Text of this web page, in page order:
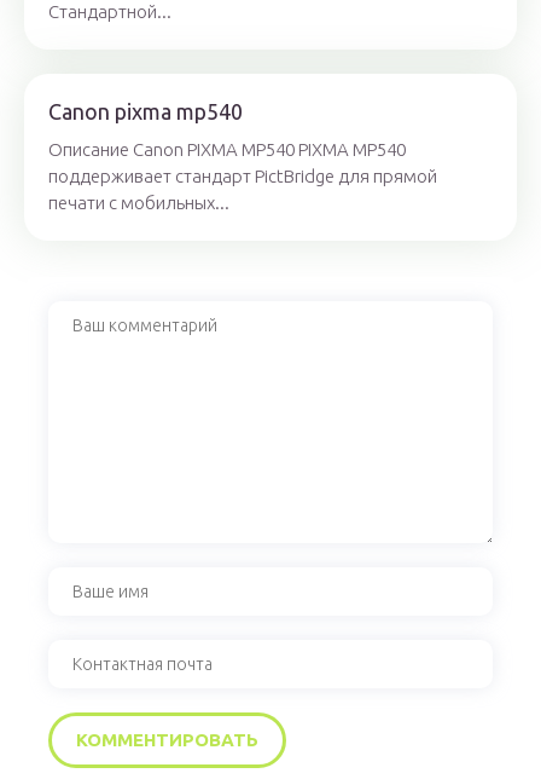
Стандартной...
Canon pixma mp540
Описание Canon PIXMA MP540 PIXMA MP540
поддерживает стандарт PictBridge для прямой
печати с мобильных...